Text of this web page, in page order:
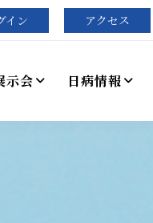
イン アクセス
示会 日病情報